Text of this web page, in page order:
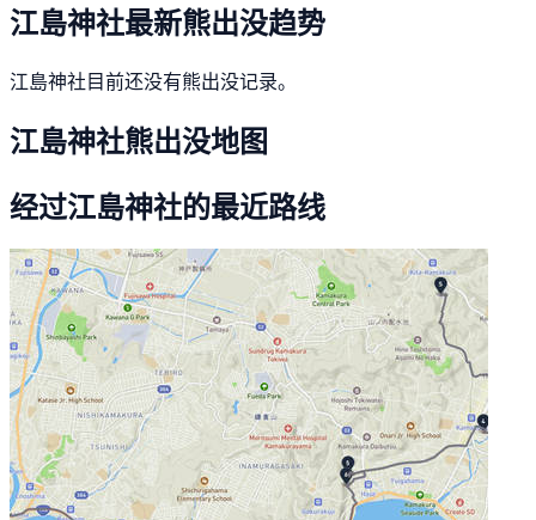
江島神社最新熊出没趋势
江島神社目前还没有熊出没记录。
江島神社熊出没地图
经过江島神社的最近路线